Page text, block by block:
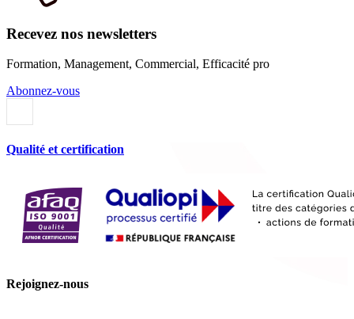
Recevez nos newsletters
Formation, Management, Commercial, Efficacité pro
Abonnez-vous
Qualité et certification
Rejoignez-nous